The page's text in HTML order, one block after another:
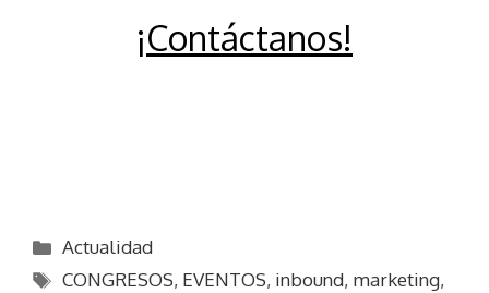
¡Contáctanos!
Categorías
Actualidad
Etiquetas
CONGRESOS, EVENTOS, inbound, marketing,